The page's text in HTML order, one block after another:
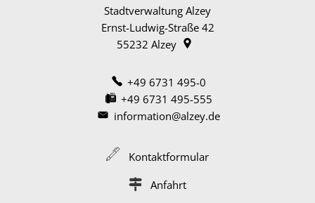
Stadtverwaltung Alzey
Ernst-Ludwig-Straße 42
55232 Alzey
+49 6731 495-0
+49 6731 495-555
information@alzey.de
Kontaktformular
Anfahrt